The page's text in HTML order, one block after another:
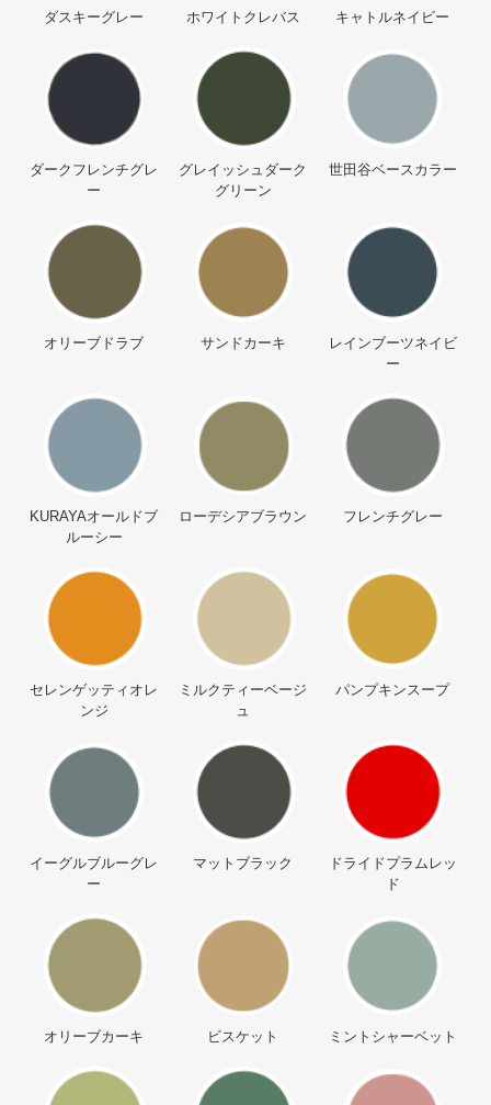
ダスキーグレー ホワイトクレバス キャトルネイビー
ダークフレンチグレ
ー
グレイッシュダーク
グリーン
世田谷ベースカラー
オリーブドラブ サンドカーキ
レインブーツネイビ
ー
KURAYAオールドブ
ルーシー
ローデシアブラウン フレンチグレー
セレンゲッティオレ
ンジ
ミルクティーベージ
ュ
パンプキンスープ
イーグルブルーグレ
ー
マットブラック
ドライドプラムレッ
ド
オリーブカーキ ビスケット ミントシャーベット